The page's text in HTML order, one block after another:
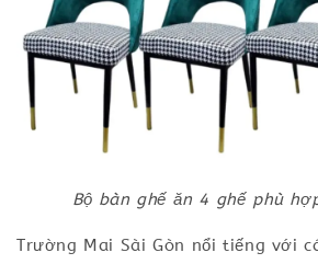
Bộ bàn ghế ăn 4 ghế phù
Trường Mai Sài Gòn nổi tiếng với